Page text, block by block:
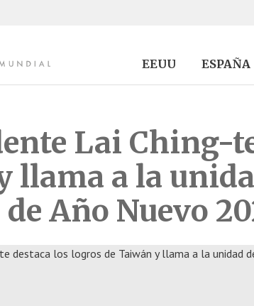
EEUU ESPAÑA
Lai Ching-
llama a la
Año Nuevo